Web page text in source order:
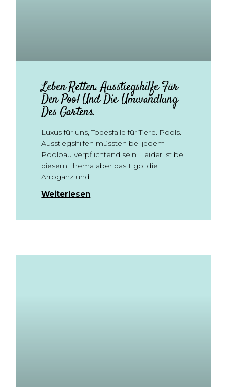
Leben Retten. Ausstiegshilfe Für
Den Pool Und Die Umwandlung
Des Gartens.
Luxus für uns, Todesfalle für Tiere. Pools.
Ausstiegshilfen müssten bei jedem
Poolbau verpflichtend sein! Leider ist bei
diesem Thema aber das Ego, die
Arroganz und
Weiterlesen